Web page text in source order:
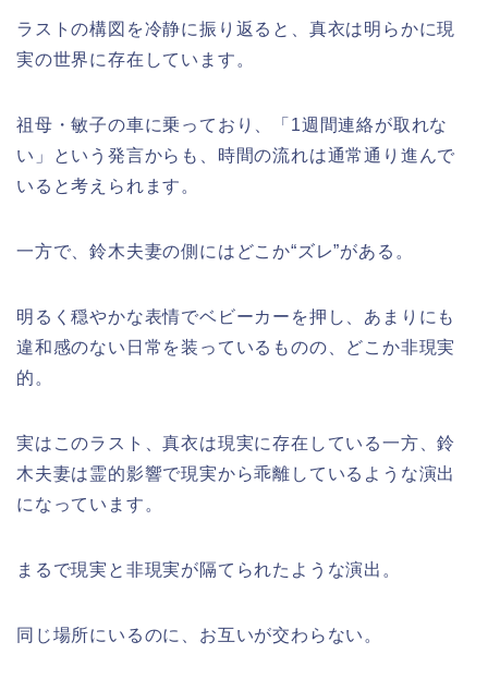
ラストの構図を冷静に振り返ると、真衣は明らかに現
実の世界に存在しています。
祖母・敏子の車に乗っており、「1週間連絡が取れな
い」という発言からも、時間の流れは通常通り進んで
いると考えられます。
一方で、鈴木夫妻の側にはどこか“ズレ”がある。
明るく穏やかな表情でベビーカーを押し、あまりにも
違和感のない日常を装っているものの、どこか非現実
的。
実はこのラスト、真衣は現実に存在している一方、鈴
木夫妻は霊的影響で現実から乖離しているような演出
になっています。
まるで現実と非現実が隔てられたような演出。
同じ場所にいるのに、お互いが交わらない。